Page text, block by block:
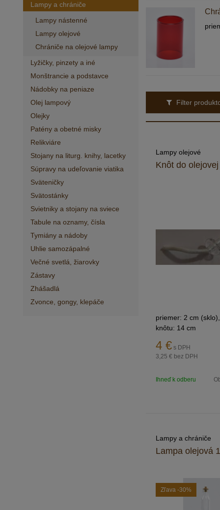
Lampy a chrániče
Lampy nástenné
Lampy olejové
Chrániče na olejové lampy
Lyžičky, pinzety a iné
Monštrancie a podstavce
Nádobky na peniaze
Olej lampový
Olejky
Patény a obetné misky
Relikviáre
Stojany na liturg. knihy, lacetky
Súpravy na udeľovanie viatika
Sväteničky
Svätostánky
Svietniky a stojany na sviece
Tabule na oznamy, čísla
Tymiány a nádoby
Uhlie samozápalné
Večné svetlá, žiarovky
Zástavy
Zhášadlá
Zvonce, gongy, klepáče
Filter
Lampy olejové
Knôt do
priemer: 2 cm
knôtu: 14 cm
4 € s DPH
3,25 € bez DPH
Ihneď k odberu
Lampy a chrániče
Lampa olejová
Zľava -30%